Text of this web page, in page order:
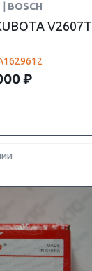
BOSCH
V2607T
₽